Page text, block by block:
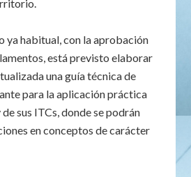
ya habitual, con la aprobación
está previsto elaborar
una guía técnica de
para la aplicación práctica
sus ITCs, donde se podrán
en conceptos de carácter